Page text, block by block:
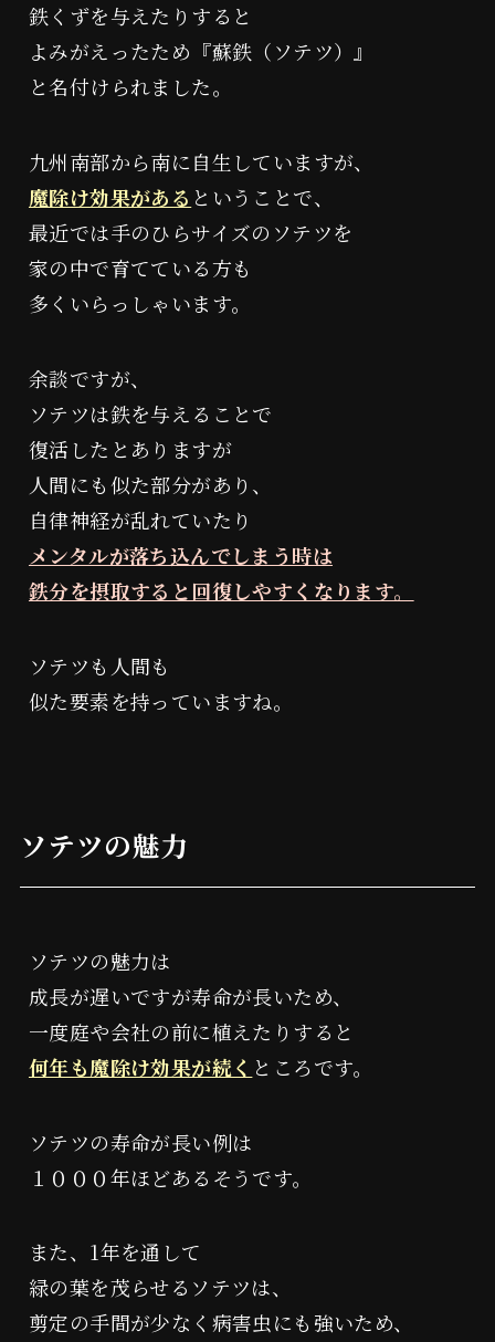
経改塩®︎
鉄くずを与えたりすると
よみがえったため『蘇鉄（ソテツ）』
と名付けられました。
九州南部から南に自生していますが、
魔除け効果がある ということで、
最近では手のひらサイズのソテツを
家の中で育てている方も
多くいらっしゃいます。
余談ですが、
ソテツは鉄を与えることで
復活したとありますが
人間にも似た部分があり、
自律神経が乱れていたり
メンタルが落ち込んでしまう時は
鉄分を摂取すると回復しやすくなります。
ソテツも人間も
似た要素を持っていますね。
ソテツの魅力
ソテツの魅力は
成長が遅いですが寿命が長いため、
一度庭や会社の前に植えたりすると
何年も魔除け効果が続く ところです。
ソテツの寿命が長い例は
１０００年ほどあるそうです。
また、1年を通して
緑の葉を茂らせるソテツは、
剪定の手間が少なく病害虫にも強いため、